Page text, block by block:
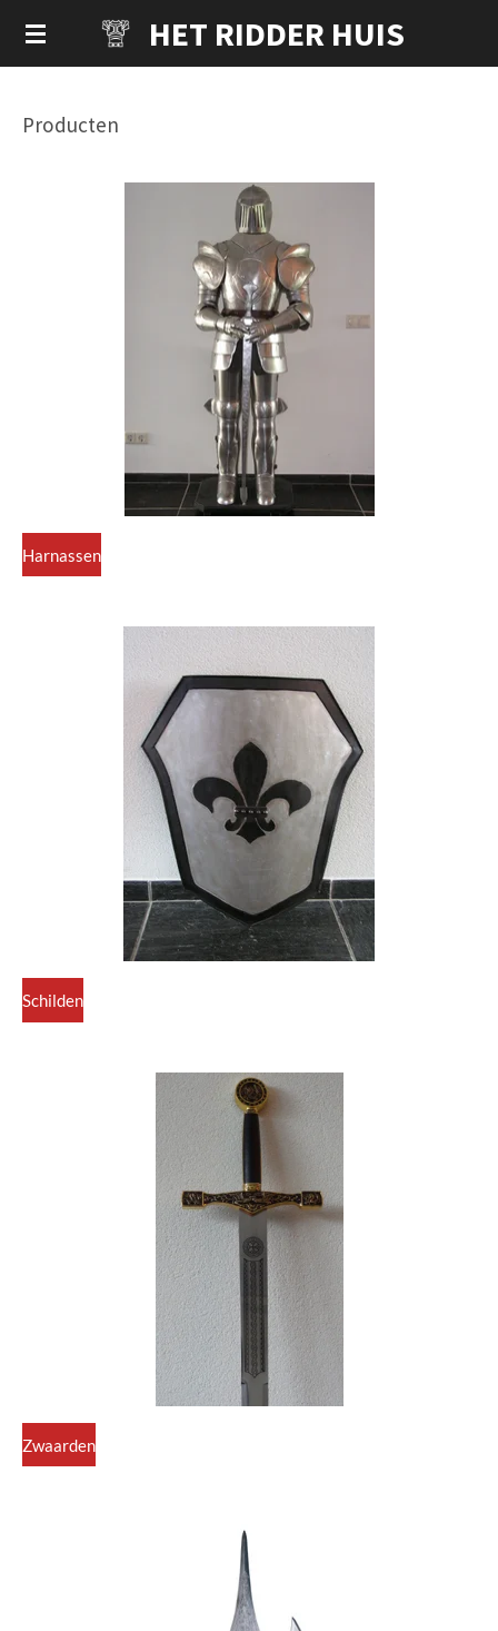
Ga
direct
hoofdinhoud
HET RIDDER HUIS
Producten
Harnassen
Schilden
Zwaarden